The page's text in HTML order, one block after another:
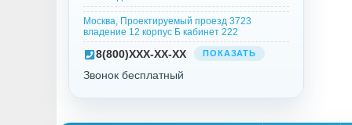
Москва, Проектируемый проезд 3723
владение 12 корпус Б кабинет 222
8(800)XXX-XX-XX ПОКАЗАТЬ
Звонок бесплатный